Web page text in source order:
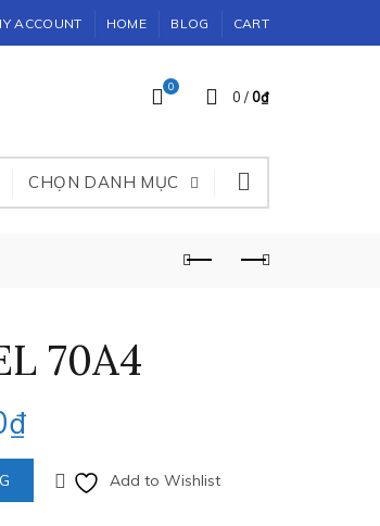
ACCOUNT HOME BLOG CART
0
0 /0₫
CHỌN DANH MỤC
70A4
₫
Add to Wishlist